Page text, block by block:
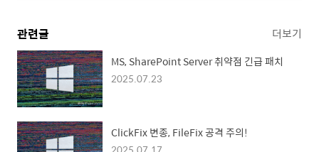
관련글 더보기
MS, SharePoint Server 취약점 긴급 패치
2025.07.23
ClickFix 변종, FileFix 공격 주의!